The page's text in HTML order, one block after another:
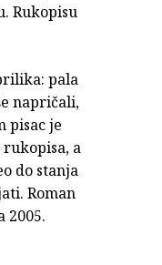
Rukopisu
pala
napričali,
pisac je
a
do stanja
Roman
2005.